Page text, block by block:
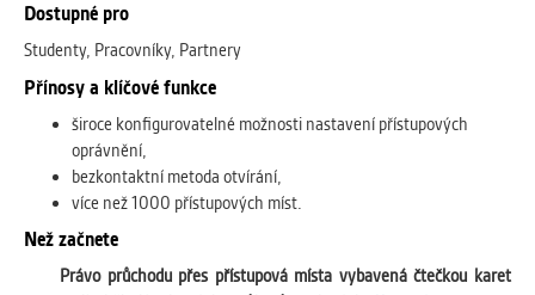
Dostupné pro
Studenty, Pracovníky, Partnery
Přínosy a klíčové funkce
široce konfigurovatelné možnosti nastavení přístupových
oprávnění,
bezkontaktní metoda otvírání,
více než 1000 přístupových míst.
Než začnete
Právo průchodu přes přístupová místa vybavená čtečkou karet